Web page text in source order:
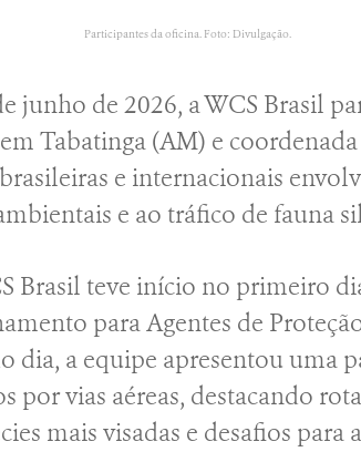
Participantes da oficina. Foto: Divulgação.
junho de 2026, a WCS Brasil
Tabatinga (AM) e
e internacionais
e ao tráfico de fauna
Brasil teve início no primeiro
para Agentes de
dia, a equipe apresentou uma
por vias aéreas, destacando
mais visadas e desafios para